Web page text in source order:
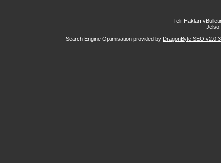
Telif Hakları
Search Engine Optimisation provided by DragonByte SEO